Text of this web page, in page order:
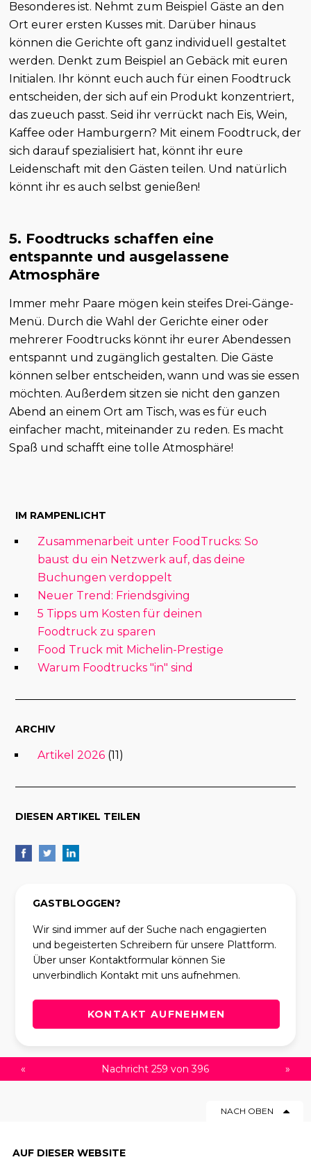
Besonderes ist. Nehmt zum Beispiel Gäste an den
Ort eurer ersten Kusses mit. Darüber hinaus
können die Gerichte oft ganz individuell gestaltet
werden. Denkt zum Beispiel an Gebäck mit euren
Initialen. Ihr könnt euch auch für einen Foodtruck
entscheiden, der sich auf ein Produkt konzentriert,
das zueuch passt. Seid ihr verrückt nach Eis, Wein,
Kaffee oder Hamburgern? Mit einem Foodtruck, der
sich darauf spezialisiert hat, könnt ihr eure
Leidenschaft mit den Gästen teilen. Und natürlich
könnt ihr es auch selbst genießen!
5. Foodtrucks schaffen eine
entspannte und ausgelassene
Atmosphäre
Immer mehr Paare mögen kein steifes Drei-Gänge-
Menü. Durch die Wahl der Gerichte einer oder
mehrerer Foodtrucks könnt ihr eurer Abendessen
entspannt und zugänglich gestalten. Die Gäste
können selber entscheiden, wann und was sie essen
möchten. Außerdem sitzen sie nicht den ganzen
Abend an einem Ort am Tisch, was es für euch
einfacher macht, miteinander zu reden. Es macht
Spaß und schafft eine tolle Atmosphäre!
IM RAMPENLICHT
Zusammenarbeit unter FoodTrucks: So
baust du ein Netzwerk auf, das deine
Buchungen verdoppelt
Neuer Trend: Friendsgiving
5 Tipps um Kosten für deinen
Foodtruck zu sparen
Food Truck mit Michelin-Prestige
Warum Foodtrucks "in" sind
ARCHIV
Artikel 2026 (11)
DIESEN ARTIKEL TEILEN
GASTBLOGGEN?
Wir sind immer auf der Suche nach engagierten
und begeisterten Schreibern für unsere Plattform.
Über unser Kontaktformular können Sie
unverbindlich Kontakt mit uns aufnehmen.
KONTAKT AUFNEHMEN
« Nachricht 259 von 396 »
NACH OBEN
AUF DIESER WEBSITE